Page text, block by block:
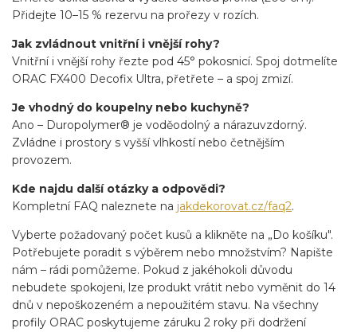
Přidejte 10–15 % rezervu na prořezy v rozích.
Jak zvládnout vnitřní i vnější rohy?
Vnitřní i vnější rohy řezte pod 45° pokosnicí. Spoj dotmelíte
ORAC FX400 Decofix Ultra, přetřete – a spoj zmizí.
Je vhodný do koupelny nebo kuchyně?
Ano – Duropolymer® je voděodolný a nárazuvzdorný.
Zvládne i prostory s vyšší vlhkostí nebo četnějším
provozem.
Kde najdu další otázky a odpovědi?
Kompletní FAQ naleznete na jakdekorovat.cz/faq2.
Vyberte požadovaný počet kusů a klikněte na „Do košíku".
Potřebujete poradit s výběrem nebo množstvím? Napište
nám – rádi pomůžeme. Pokud z jakéhokoli důvodu
nebudete spokojeni, lze produkt vrátit nebo vyměnit do 14
dnů v nepoškozeném a nepoužitém stavu. Na všechny
profily ORAC poskytujeme záruku 2 roky při dodržení